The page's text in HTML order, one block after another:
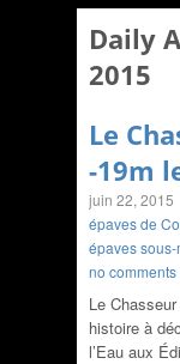
Daily
2015
Le
-19m
juin 22, 2015
épaves de
épaves
no comments
Le
histoire à
l’Eau aux